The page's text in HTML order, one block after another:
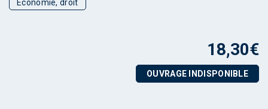
Économie, droit
18,30€
OUVRAGE INDISPONIBLE